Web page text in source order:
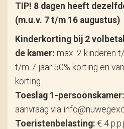
TIP! 8 dagen heeft
(m.u.v. 7 t/m 16 augustus)
Kinderkorting bij 2
de kamer: max. 2 kinderen
t/m 7 jaar 50% korting en
korting.
Toeslag 1-persoonskamer:
aanvraag via
Toeristenbelasting: € 4